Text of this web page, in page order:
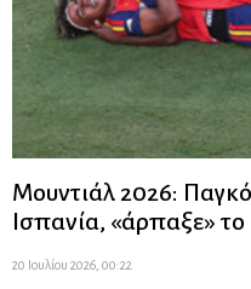
Μουντιάλ 2026:
Ισπανία, «άρπαξε»
20 Ιουλίου 2026, 00:22